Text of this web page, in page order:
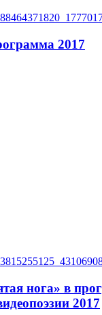
2017
нога» в
2017